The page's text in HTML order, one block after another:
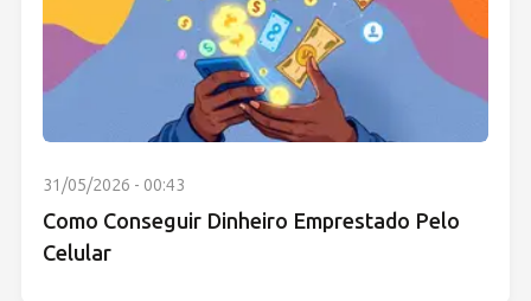
31/05/2026 - 00:43
Como Conseguir Dinheiro Emprestado Pelo
Celular